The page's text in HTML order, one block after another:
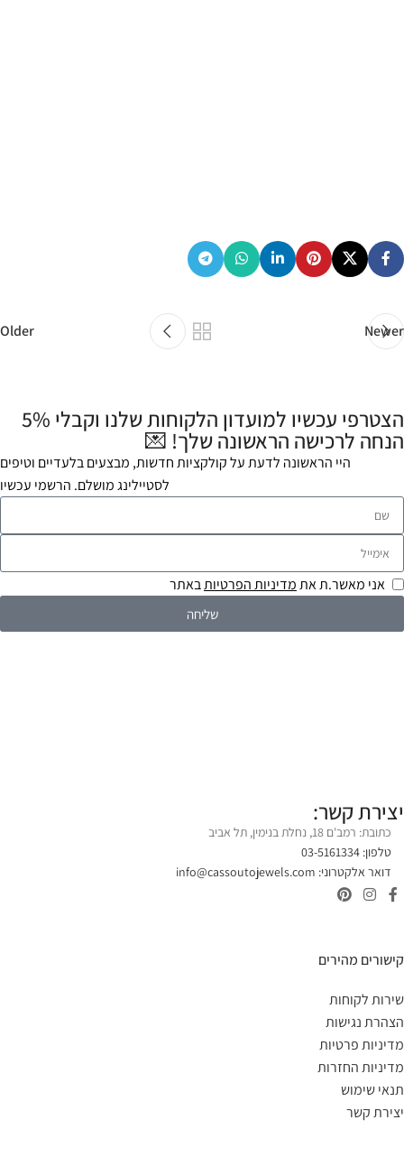
Newer
Older
הצטרפי עכשיו למועדון הלקוחות שלנו וקבלי 5%
הנחה לרכישה הראשונה שלך! 💌
היי הראשונה לדעת על קולקציות חדשות, מבצעים בלעדיים וטיפים
לסטיילינג מושלם. הרשמי עכשיו
אני מאשר.ת אתמדיניות הפרטיותבאתר
שליחה
יצירת קשר:
כתובת: רמב'ם 18, נחלת בנימין, תל אביב
טלפון: 03-5161334
דואר אלקטרוני: info@cassoutojewels.com
קישורים מהירים
שירות לקוחות
הצהרת נגישות
מדיניות פרטיות
מדיניות החזרות
תנאי שימוש
יצירת קשר